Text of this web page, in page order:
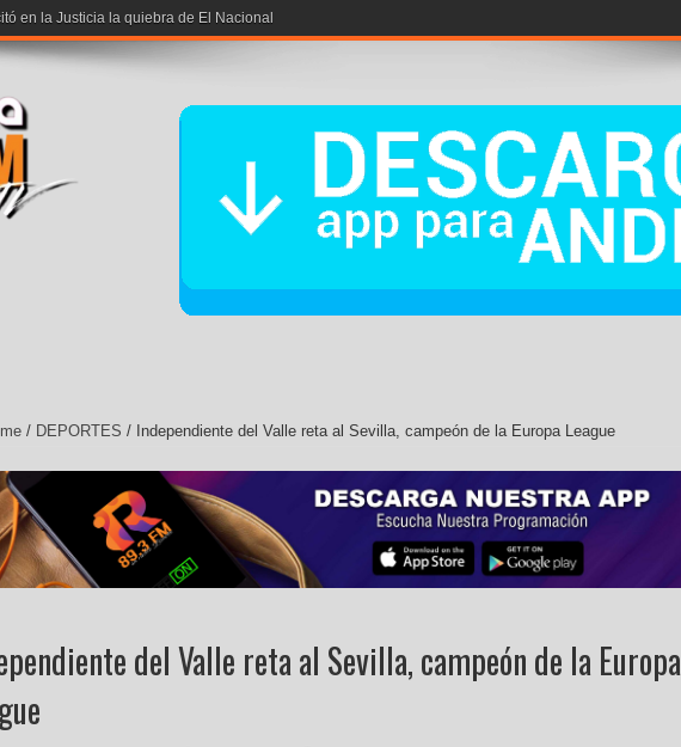
en la Justicia la quiebra de El Nacional
/ DEPORTES / Independiente del Valle reta al Sevilla, campeón de la Europa League
del Valle reta al Sevilla, campeón de la Europa